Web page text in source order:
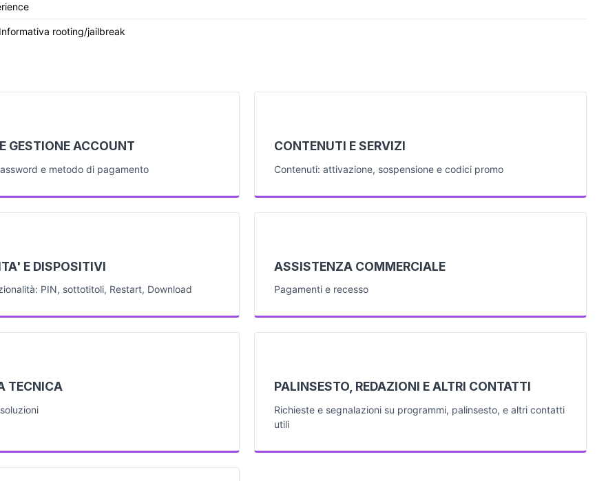
GESTIONE ACCOUNT
e metodo di pagamento
CONTENUTI E SERVIZI
Contenuti: attivazione, sospensione e codici promo
E DISPOSITIVI
PIN, sottotitoli, Restart, Download
ASSISTENZA COMMERCIALE
Pagamenti e recesso
TECNICA PALINSESTO, REDAZIONI E ALTRI CONTATTI
Richieste e segnalazioni su programmi, palinsesto, e altri contatti
utili
rooting/jailbreak